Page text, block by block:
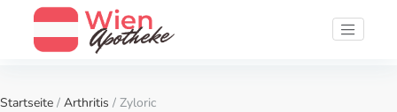
Startseite / Arthritis / Zyloric